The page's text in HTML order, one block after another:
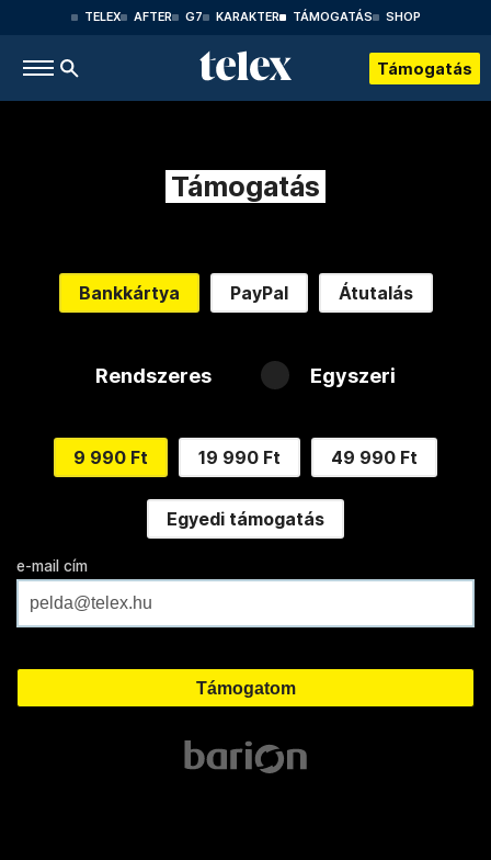
TELEX AFTER G7 KARAKTER TÁMOGATÁS SHOP
Támogatás
Támogatás
Bankkártya PayPal Átutalás
Rendszeres Egyszeri
9 990 Ft 19 990 Ft 49 990 Ft
Egyedi támogatás
e-mail cím